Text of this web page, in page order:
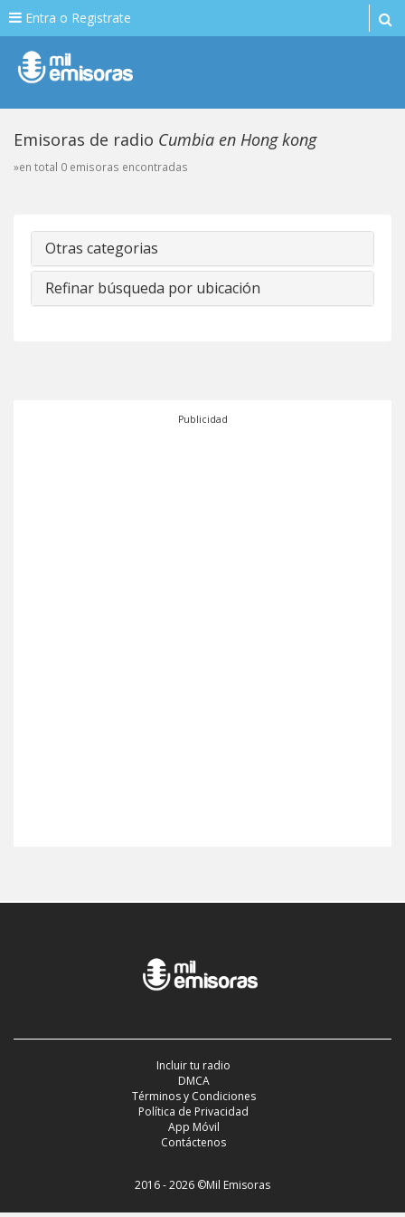
Entra o Registrate
Emisoras de radio Cumbia en Hong kong
»en total 0 emisoras encontradas
Otras categorias
Refinar búsqueda por ubicación
Publicidad
Incluir tu radio
DMCA
Términos y Condiciones
Política de Privacidad
App Móvil
Contáctenos
2016 - 2026 ©Mil Emisoras